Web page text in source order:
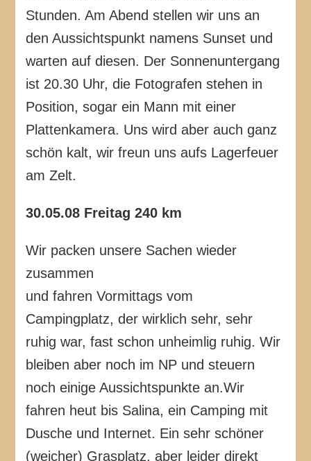
Stunden. Am Abend stellen wir uns an
den Aussichtspunkt namens Sunset und
warten auf diesen. Der Sonnenuntergang
ist 20.30 Uhr, die Fotografen stehen in
Position, sogar ein Mann mit einer
Plattenkamera. Uns wird aber auch ganz
schön kalt, wir freun uns aufs Lagerfeuer
am Zelt.
30.05.08 Freitag 240 km
Wir packen unsere Sachen wieder
zusammen
und fahren Vormittags vom
Campingplatz, der wirklich sehr, sehr
ruhig war, fast schon unheimlig ruhig. Wir
bleiben aber noch im NP und steuern
noch einige Aussichtspunkte an.Wir
fahren heut bis Salina, ein Camping mit
Dusche und Internet. Ein sehr schöner
(weicher) Grasplatz, aber leider direkt